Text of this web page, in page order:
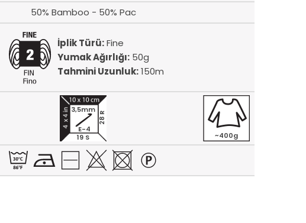
50% Bamboo - 50% Pac
İplik Türü:Fine
Yumak Ağırlığı:50g
Tahmini Uzunluk:150m
19 S
28 R
3,5mm
E-4
~400g